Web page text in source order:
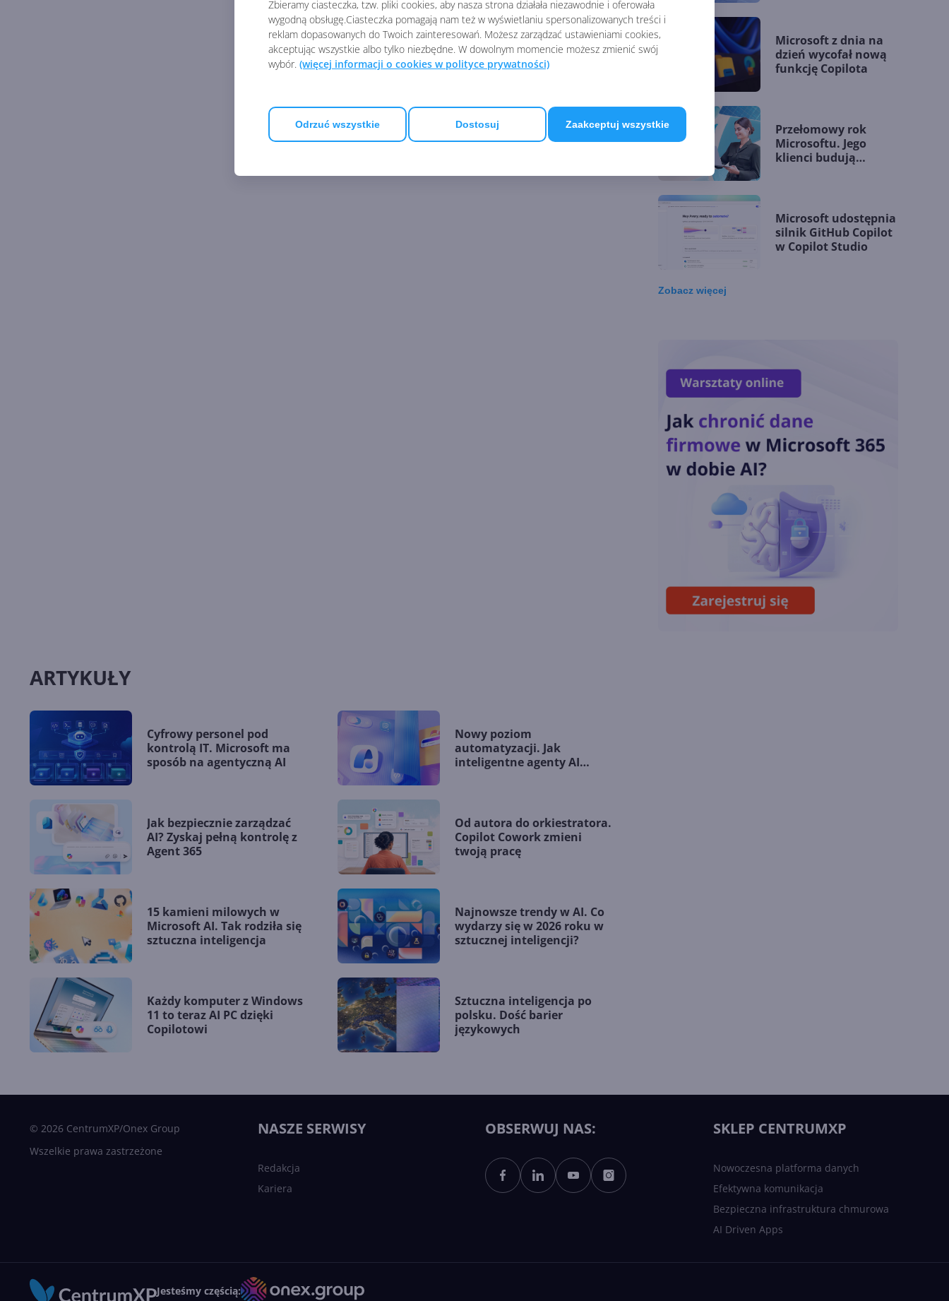
Zbieramy ciasteczka, tzw. pliki cookies, aby nasza strona działała niezawodnie i oferowała
wygodną obsługę.Ciasteczka pomagają nam też w wyświetlaniu spersonalizowanych treści i
reklam dopasowanych do Twoich zainteresowań. Możesz zarządzać ustawieniami cookies,
akceptując wszystkie albo tylko niezbędne. W dowolnym momencie możesz zmienić swój
wybór. (więcej informacji o cookies w polityce prywatności)
Odrzuć wszystkie Dostosuj Zaakceptuj wszystkie
Microsoft z dnia na
dzień wycofał nową
funkcję Copilota
Przełomowy rok
Microsoftu. Jego
klienci budują
Microsoft udostępnia
silnik GitHub Copilot
w Copilot Studio
Zatrzęsienie nowości
w Microsoft Teams.
Zmiany z lipca 2026 r.
Microsoft 365 Copilot.
Podsumowanie lipca
2026
OpenAI tnie ceny
modeli GPT-5.6.
Odpowiedź na presję
Chin
Zobaczwięcej
ARTYKUŁY
Cyfrowy personel pod
kontrolą IT. Microsoft ma
sposób na agentyczną AI
Nowy poziom
automatyzacji. Jak
inteligentne agenty AI
Jak bezpiecznie zarządzać
AI? Zyskaj pełną kontrolę z
Agent 365
Od autora do orkiestratora.
Copilot Cowork zmieni
twoją pracę
15 kamieni milowych w
Microsoft AI. Tak rodziła się
sztuczna inteligencja
Najnowsze trendy w AI. Co
wydarzy się w 2026 roku w
sztucznej inteligencji?
Każdy komputer z Windows
11 to teraz AI PC dzięki
Copilotowi
Sztuczna inteligencja po
polsku. Dość barier
językowych
© 2026 CentrumXP/Onex Group
Wszelkie prawa zastrzeżone
NASZE SERWISY
Redakcja
Kariera
OBSERWUJ NAS: SKLEP CENTRUMXP
Nowoczesna platforma danych
Efektywna komunikacja
Bezpieczna infrastruktura chmurowa
AI Driven Apps
Jesteśmy częścią: